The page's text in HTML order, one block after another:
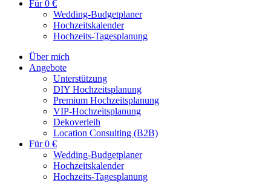
Für 0 €
Wedding-Budgetplaner
Hochzeitskalender
Hochzeits-Tagesplanung
Über mich
Angebote
Unterstützung
DIY Hochzeitsplanung
Premium Hochzeitsplanung
VIP-Hochzeitsplanung
Dekoverleih
Location Consulting (B2B)
Für 0 €
Wedding-Budgetplaner
Hochzeitskalender
Hochzeits-Tagesplanung